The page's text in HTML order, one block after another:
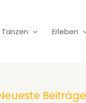
Tanzen Erleben
Beiträge